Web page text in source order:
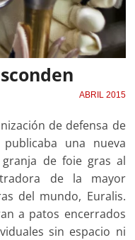
ABRIL 2015
de defensa de
una nueva
de foie gras al
de la mayor
del mundo, Euralis.
a patos encerrados
sin espacio ni